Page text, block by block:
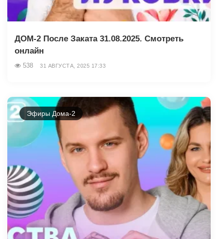
ДОМ-2 После Заката 31.08.2025. Смотреть
онлайн
538 31 АВГУСТА, 2025 17:33
Эфиры Дома-2